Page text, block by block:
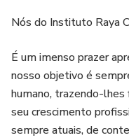
Nós do Instituto Raya
É um imenso prazer
nosso objetivo é
humano, trazendo-
seu crescimento
sempre atuais, de